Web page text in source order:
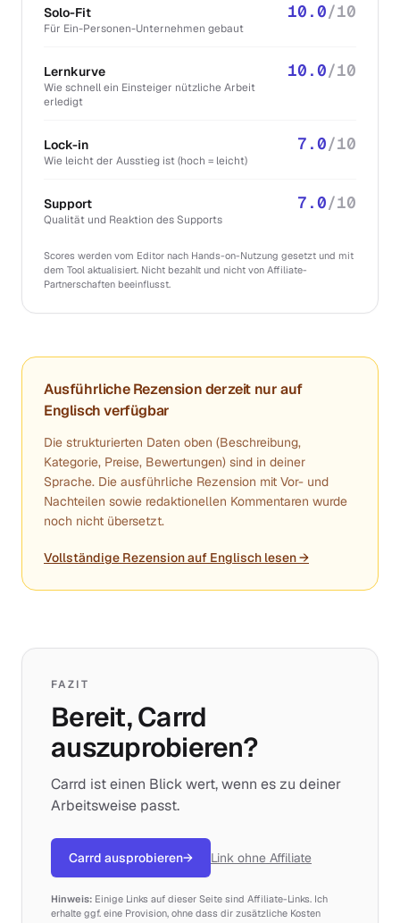
Solo-Fit
Für Ein-Personen-Unternehmen gebaut
10.0/10
Lernkurve
Wie schnell ein Einsteiger nützliche Arbeit
erledigt
10.0/10
Lock-in
Wie leicht der Ausstieg ist (hoch = leicht)
7.0/10
Support
Qualität und Reaktion des Supports
7.0/10
Scores werden vom Editor nach Hands-on-Nutzung gesetzt und mit
dem Tool aktualisiert. Nicht bezahlt und nicht von Affiliate-
Partnerschaften beeinflusst.
Ausführliche Rezension derzeit nur auf
Englisch verfügbar
Die strukturierten Daten oben (Beschreibung,
Kategorie, Preise, Bewertungen) sind in deiner
Sprache. Die ausführliche Rezension mit Vor- und
Nachteilen sowie redaktionellen Kommentaren wurde
noch nicht übersetzt.
Vollständige Rezension auf Englisch lesen →
FAZIT
Bereit, Carrd
auszuprobieren?
Carrd ist einen Blick wert, wenn es zu deiner
Arbeitsweise passt.
Carrd ausprobieren→ Link ohne Affiliate
Hinweis: Einige Links auf dieser Seite sind Affiliate-Links. Ich
erhalte ggf. eine Provision, ohne dass dir zusätzliche Kosten